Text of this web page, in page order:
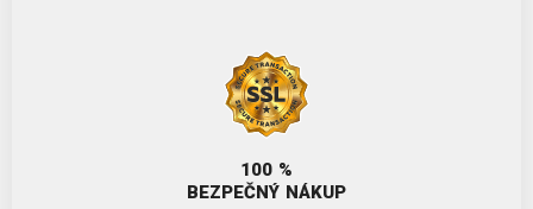
100 %
BEZPEČNÝ NÁKUP